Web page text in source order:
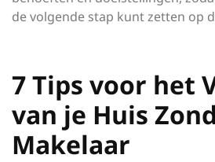
de volgende stap kunt zetten op
7 Tips voor het
van je Huis
Makelaar